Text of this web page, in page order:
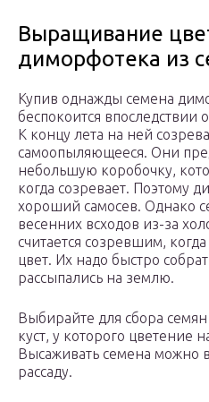
Выращивание
диморфотека из
Купив однажды семена
беспокоится впоследствии
К концу лета на ней
самоопыляющееся. Они
небольшую коробочку,
когда созревает. Поэтому
хороший самосев. Однако
весенних всходов из-за
считается созревшим,
цвет. Их надо быстро
рассыпались на землю.
Выбирайте для сбора
куст, у которого цветение
Высаживать семена можно
рассаду.